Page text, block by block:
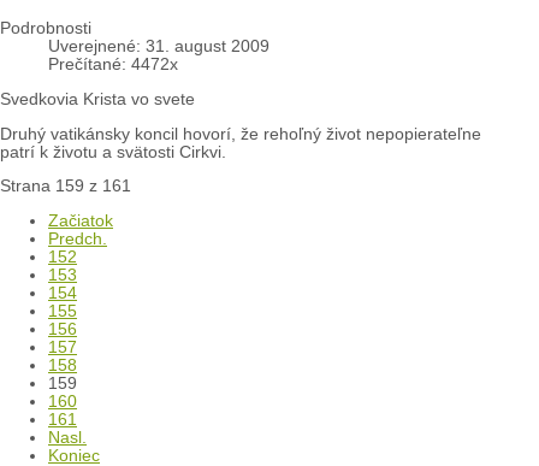
Podrobnosti
Uverejnené: 31. august 2009
Prečítané: 4472x
Svedkovia Krista vo svete
Druhý vatikánsky koncil hovorí, že rehoľný život nepopierateľne
patrí k životu a svätosti Cirkvi.
Strana 159 z 161
Začiatok
Predch.
152
153
154
155
156
157
158
159
160
161
Nasl.
Koniec